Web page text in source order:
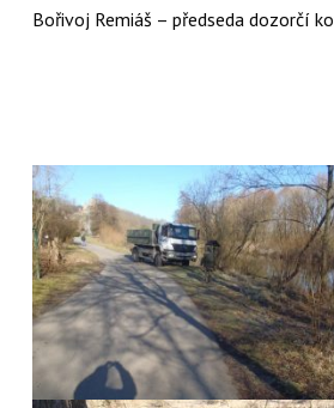
Bořivoj Remiáš – předseda dozorčí